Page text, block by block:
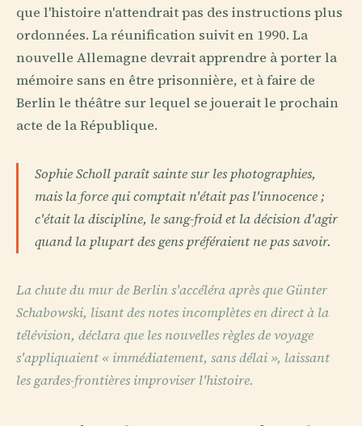
que l'histoire n'attendrait pas des instructions plus
ordonnées. La réunification suivit en 1990. La
nouvelle Allemagne devrait apprendre à porter la
mémoire sans en être prisonnière, et à faire de
Berlin le théâtre sur lequel se jouerait le prochain
acte de la République.
Sophie Scholl paraît sainte sur les photographies,
mais la force qui comptait n'était pas l'innocence ;
c'était la discipline, le sang-froid et la décision d'agir
quand la plupart des gens préféraient ne pas savoir.
La chute du mur de Berlin s'accéléra après que Günter
Schabowski, lisant des notes incomplètes en direct à la
télévision, déclara que les nouvelles règles de voyage
s'appliquaient « immédiatement, sans délai », laissant
les gardes-frontières improviser l'histoire.